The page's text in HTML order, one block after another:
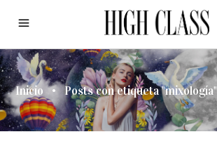
Inicio • Posts con etiqueta "mixología"